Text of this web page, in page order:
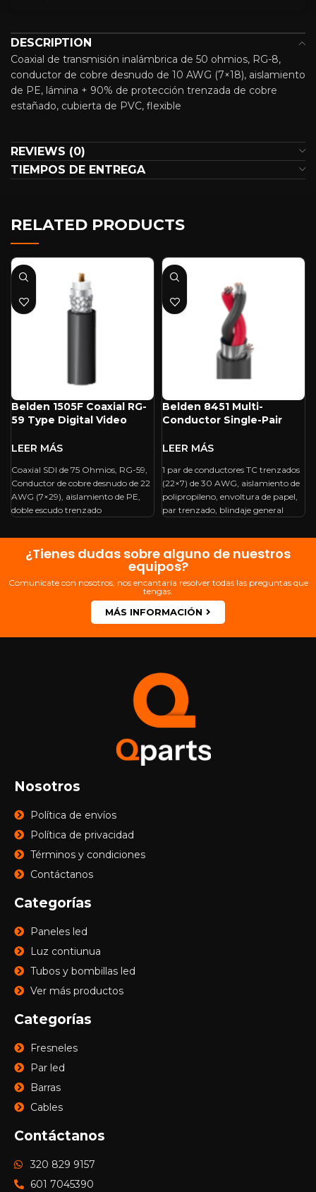
DESCRIPTION
Coaxial de transmisión inalámbrica de 50 ohmios, RG-8,
conductor de cobre desnudo de 10 AWG (7×18), aislamiento
de PE, lámina + 90% de protección trenzada de cobre
estañado, cubierta de PVC, flexible
REVIEWS (0)
TIEMPOS DE ENTREGA
RELATED PRODUCTS
Belden 1505F Coaxial RG-
59 Type Digital Video
Coaxial SDI de 75 Ohmios, RG-59,
Conductor de cobre desnudo de 22
AWG (7×29), aislamiento de PE,
doble escudo trenzado
Belden 8451 Multi-
Conductor Single-Pair
Instrumentation Cable
1 par de conductores TC trenzados
(22×7) de 30 AWG, aislamiento de
polipropileno, envoltura de papel,
par trenzado, blindaje general
¿Tienes dudas sobre alguno de nuestros
equipos?
Comunícate con nosotros, nos encantaría resolver todas las preguntas que
tengas.
MÁS INFORMACIÓN
Nosotros
Política de envíos
Política de privacidad
Términos y condiciones
Contáctanos
Categorías
Paneles led
Luz contiunua
Tubos y bombillas led
Ver más productos
Categorías
Fresneles
Par led
Barras
Cables
Contáctanos
320 829 9157
601 7045390